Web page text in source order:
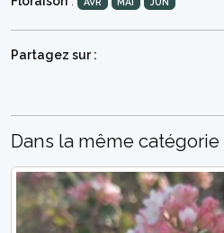
Partagez sur :
Dans la même catégorie